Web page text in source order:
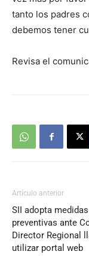
tanto los padres
debemos tener
Revisa el
Artículo anterior
SII adopta medidas
preventivas ante
Director Regional
utilizar portal web